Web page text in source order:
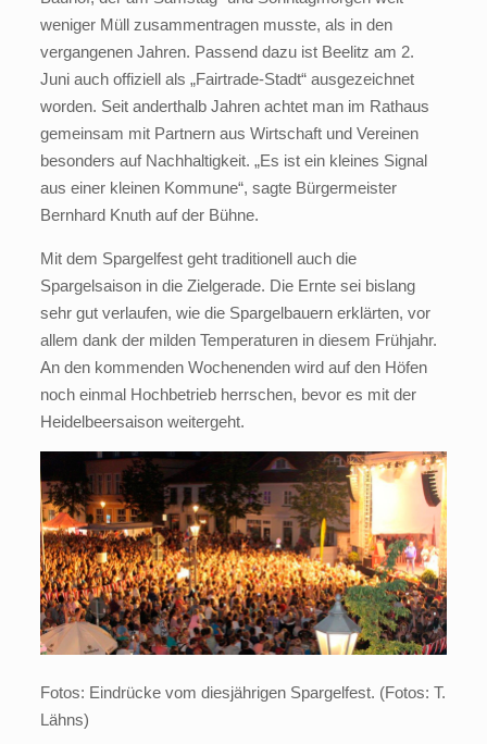
weniger Müll zusammentragen musste, als in den
vergangenen Jahren. Passend dazu ist Beelitz am 2.
Juni auch offiziell als „Fairtrade-Stadt“ ausgezeichnet
worden. Seit anderthalb Jahren achtet man im Rathaus
gemeinsam mit Partnern aus Wirtschaft und Vereinen
besonders auf Nachhaltigkeit. „Es ist ein kleines Signal
aus einer kleinen Kommune“, sagte Bürgermeister
Bernhard Knuth auf der Bühne.
Mit dem Spargelfest geht traditionell auch die
Spargelsaison in die Zielgerade. Die Ernte sei bislang
sehr gut verlaufen, wie die Spargelbauern erklärten, vor
allem dank der milden Temperaturen in diesem Frühjahr.
An den kommenden Wochenenden wird auf den Höfen
noch einmal Hochbetrieb herrschen, bevor es mit der
Heidelbeersaison weitergeht.
Fotos: Eindrücke vom diesjährigen Spargelfest. (Fotos: T.
Lähns)